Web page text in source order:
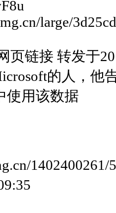
large/
页链接 转发于
的人，他
使用该数据